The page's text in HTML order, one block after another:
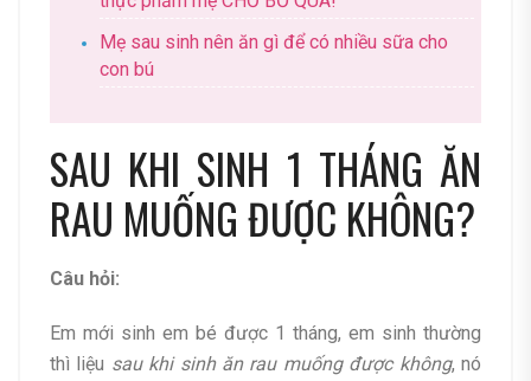
Mẹ sau sinh nên ăn gì để có nhiều sữa cho
con bú
SAU KHI SINH 1 THÁNG ĂN
RAU MUỐNG ĐƯỢC KHÔNG?
Câu hỏi:
Em mới sinh em bé được 1 tháng, em sinh thường
thì liệu sau khi sinh ăn rau muống được không, nó